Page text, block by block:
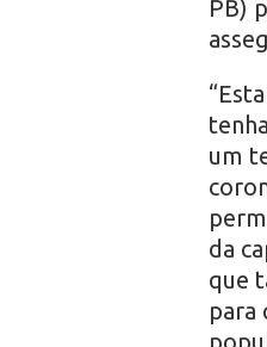
PB)
um
da
que
para